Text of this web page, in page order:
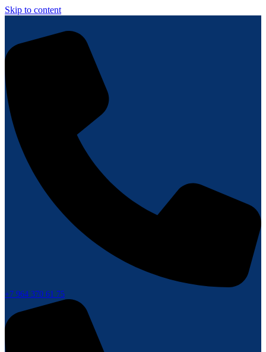
Skip to content
+7 964 370 61 75